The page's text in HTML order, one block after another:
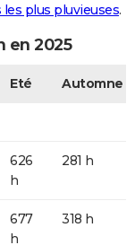
les plus pluvieuses.
en 2025
Eté Automne
626
h
281 h
677
h
318 h